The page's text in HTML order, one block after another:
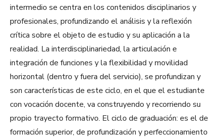
intermedio se centra en los contenidos disciplinarios y
profesionales, profundizando el análisis y la reflexión
crítica sobre el objeto de estudio y su aplicación a la
realidad. La interdisciplinariedad, la articulación e
integración de funciones y la flexibilidad y movilidad
horizontal (dentro y fuera del servicio), se profundizan y
son características de este ciclo, en el que el estudiante
con vocación docente, va construyendo y recorriendo su
propio trayecto formativo. El ciclo de graduación: es el de
formación superior, de profundización y perfeccionamiento